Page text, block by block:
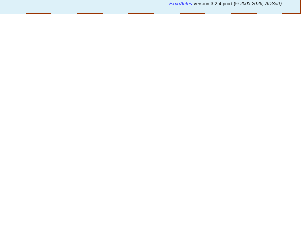
ExpoActesversion 3.2.4-prod (©2005-2026, ADSoft)